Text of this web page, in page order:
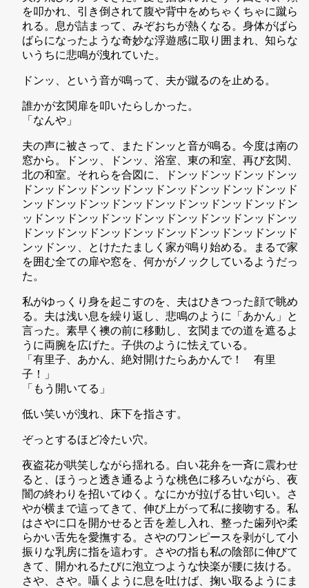
を叩かれ、引き倒されて腹や背中をめちゃくちゃに蹴ら
れる。息が詰まって、みぞおちが熱くなる。身体がばら
ばらになったような奇妙な浮遊感に取り囲まれ、知らな
いうちに悲鳴が洩れていた。
ドンッ、という音が鳴って、夫が蹴るのを止める。
誰かが玄関扉を叩いたらしかった。
「なんや」
夫の声に被さって、またドンッと音が鳴る。今度は南の
窓から。ドンッ、ドンッ、浴室、東の和室、再び玄関、
北の和室。それらを合図に、ドンッドンッドンッドンッ
ドンッドンッドンッドンッドンッドンッドンッドンッド
ンッドンッドンッドンッドンッドンッドンッドンッドン
ッドンッドンッドンッドンッドンッドンッドンッドンッ
ドンッドンッドンッドンッドンッドンッドンッドンッド
ンッドンッ、とけたたましく家が鳴り始める。まるで家
を囲む全ての扉や窓を、何かがノックしているようだっ
た。
私がゆっくり身を起こすのを、夫はひきつった顔で眺め
る。夫は浅い息を繰り返し、悲鳴のように「あかん」と
言った。素早く襖の前に移動し、玄関までの道を遮るよ
うに両腕を広げた。子供のように怯えている。
「有里子、あかん、絶対開けたらあかんで！ 有里
子！」
「もう開いてる」
低い笑いが洩れ、床下を指さす。
ぞっとするほど冷たい穴。
夜盗花が哄笑しながら揺れる。白い花弁を一斉に震わせ
ると、ほうっと透き通るような桃色に移ろいながら、夜
闇の終わりを招いてゆく。なにかが拉げる甘い匂い。さ
やが横まで這ってきて、伸び上がって私に接吻する。私
はさやに口を開かせると舌を差し入れ、整った歯列や柔
らかい舌先を愛撫する。さやのワンピースを剥がして小
振りな乳房に指を這わす。さやの指も私の陰部に伸びて
きて、開かれるたびに泡立つような快楽が腰に抜ける。
さや、さや。囁くように息を吐けば、掬い取るようにま